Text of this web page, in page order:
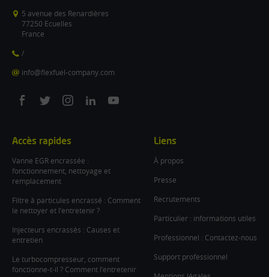
5 avenue des Renardières
77250 Ecuelles
France
/
info@flexfuel-company.com
On
On
On
On
On
Accès rapides
Vanne EGR encrassée :
fonctionnement, nettoyage et
remplacement
Filtre à particules encrassé : Comment
le nettoyer et l’entretenir ?
Injecteurs encrassés : Causes et
entretien
Le turbocompresseur, comment
fonctionne-t-il ? Comment l’entretenir
Liens
À propos
Presse
Recrutements
Particulier : informations utiles
Professionnel : Contactez-nous
Support professionnel